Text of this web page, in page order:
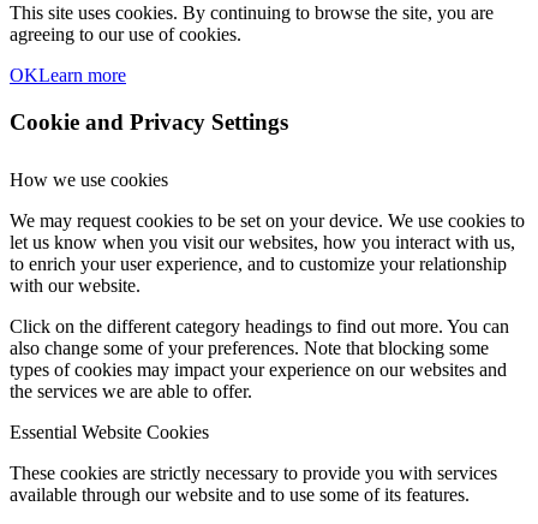
This site uses cookies. By continuing to browse the site, you are
agreeing to our use of cookies.
OKLearn more
Cookie and Privacy Settings
How we use cookies
We may request cookies to be set on your device. We use cookies to
let us know when you visit our websites, how you interact with us,
to enrich your user experience, and to customize your relationship
with our website.
Click on the different category headings to find out more. You can
also change some of your preferences. Note that blocking some
types of cookies may impact your experience on our websites and
the services we are able to offer.
Essential Website Cookies
These cookies are strictly necessary to provide you with services
available through our website and to use some of its features.